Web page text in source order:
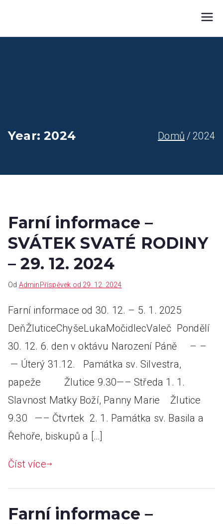
Farnost Žlutice
Year:2024 Domů 2024
Farní informace –
SVÁTEK SVATÉ RODINY
– 29. 12. 2024
Od AdminPříspěvek od 29. 12. 2024
Farní informace od 30. 12. – 5. 1. 2025
DeňŽluticeChyšeLukaMočidlecValeč Pondělí
30. 12. 6. den v oktávu Narození Páně – –
— Úterý 31.12. Památka sv. Silvestra,
papeže Žlutice 9.30—– Středa 1. 1.
Slavnost Matky Boží, Panny Marie Žlutice
9.30 —– Čtvrtek 2. 1. Památka sv. Basila a
Řehoře, biskupů a […]
Číst více
Farní informace –